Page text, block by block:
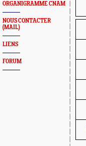
ORGANIGRAMME CNAM
NOUS CONTACTER
(MAIL)
LIENS
FORUM